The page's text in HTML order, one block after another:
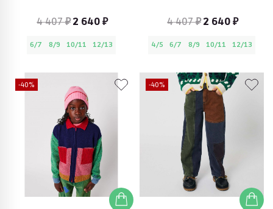
4 407 ₽ 2 640 ₽
6/7 8/9 10/11 12/13
4 407 ₽ 2 640 ₽
4/5 6/7 8/9 10/11 12/13
-40% -40%